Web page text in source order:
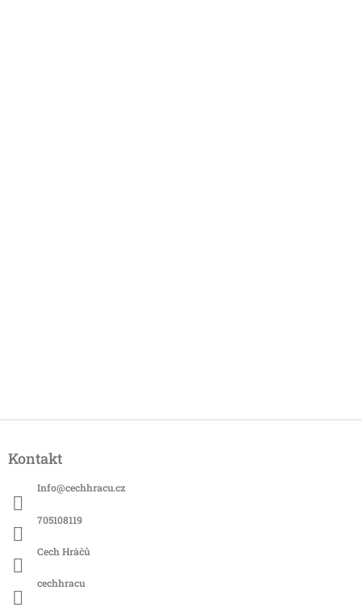
pKontakt
Info@cechhracu.cz
705108119
Cech Hráčů
cechhracu